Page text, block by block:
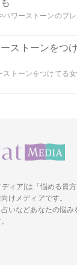
パワーストーンのブ
ストーンをつ
ストーンをつけてる
ィア]は「悩める貴方
けメディアです。
いなどあなたの悩み